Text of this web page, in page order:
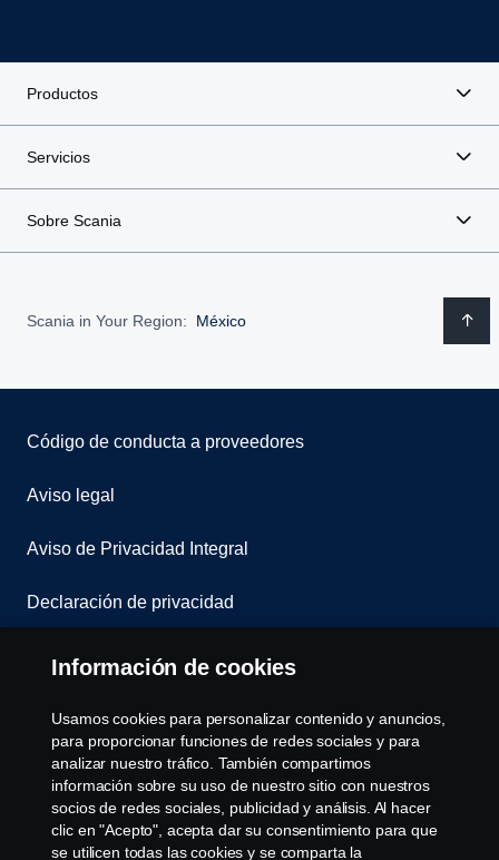
Servicios para conductores
Seleccione su estado
Aguascalientes
Compañia
Productos
Servicios
Sobre Scania
Scania in Your Region: México
Código de conducta a proveedores
Aviso legal
Aviso de Privacidad Integral
Declaración de privacidad
Cookies
Contáctanos
Denuncia de irregularidades
Cookie settings
Información de cookies
Usamos cookies para personalizar contenido y anuncios,
para proporcionar funciones de redes sociales y para
analizar nuestro tráfico. También compartimos
información sobre su uso de nuestro sitio con nuestros
socios de redes sociales, publicidad y análisis. Al hacer
clic en "Acepto", acepta dar su consentimiento para que
se utilicen todas las cookies y se comparta la